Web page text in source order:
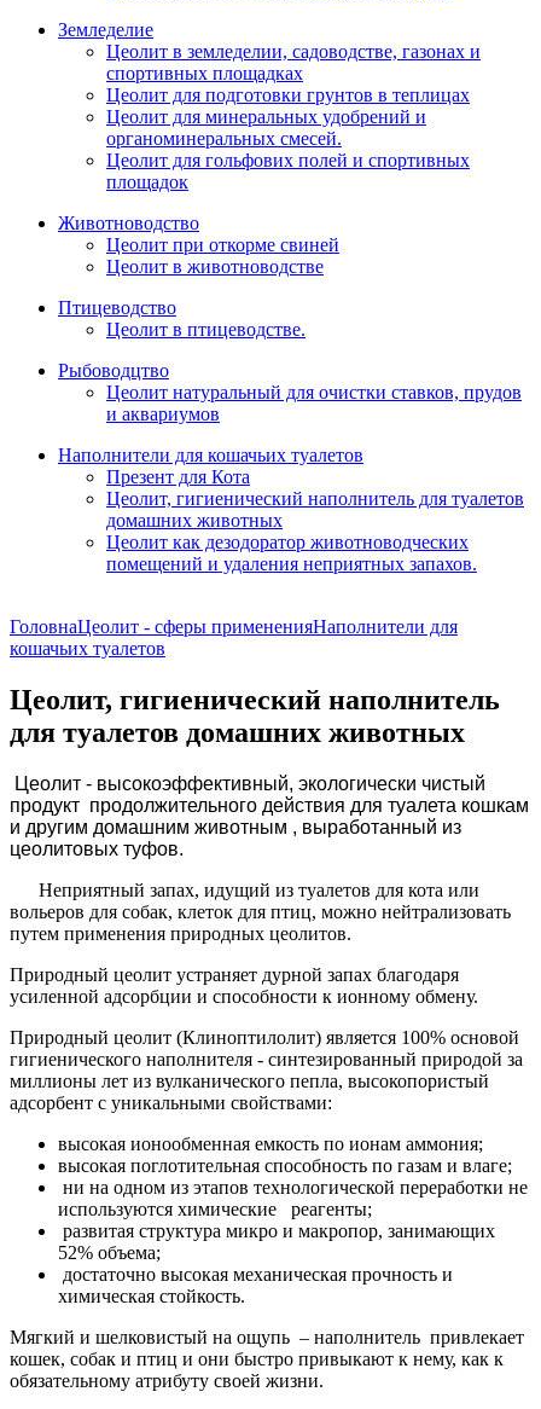
Земледелие
Цеолит в земледелии, садоводстве, газонах и
спортивных площадках
Цеолит для подготовки грунтов в теплицах
Цеолит для минеральных удобрений и
органоминеральных смесей.
Цеолит для гольфових полей и спортивных
площадок
Животноводство
Цеолит при откорме свиней
Цеолит в животноводстве
Птицеводство
Цеолит в птицеводстве.
Рыбоводцтво
Цеолит натуральный для очистки ставков, прудов
и аквариумов
Наполнители для кошачьих туалетов
Презент для Кота
Цеолит, гигиенический наполнитель для туалетов
домашних животных
Цеолит как дезодоратор животноводческих
помещений и удаления неприятных запахов.
ГоловнаЦеолит - сферы примененияНаполнители для
кошачьих туалетов
Цеолит, гигиенический наполнитель
для туалетов домашних животных
Цеолит - высокоэффективный, экологически чистый
продукт продолжительного действия для туалета кошкам
и другим домашним животным , выработанный из
цеолитовых туфов.
Неприятный запах, идущий из туалетов для кота или
вольеров для собак, клеток для птиц, можно нейтрализовать
путем применения природных цеолитов.
Природный цеолит устраняет дурной запах благодаря
усиленной адсорбции и способности к ионному обмену.
Природный цеолит (Клиноптилолит) является 100% основой
гигиенического наполнителя - синтезированный природой за
миллионы лет из вулканического пепла, высокопористый
адсорбент с уникальными свойствами:
высокая ионообменная емкость по ионам аммония;
высокая поглотительная способность по газам и влаге;
ни на одном из этапов технологической переработки не
используются химические реагенты;
развитая структура микро и макропор, занимающих
52% объема;
достаточно высокая механическая прочность и
химическая стойкость.
Мягкий и шелковистый на ощупь – наполнитель привлекает
кошек, собак и птиц и они быстро привыкают к нему, как к
обязательному атрибуту своей жизни.